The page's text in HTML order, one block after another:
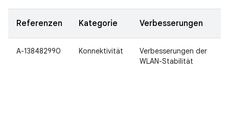
Referenzen Kategorie Verbesserungen
A-138482990 Konnektivität
Verbesserungen der
WLAN-Stabilität